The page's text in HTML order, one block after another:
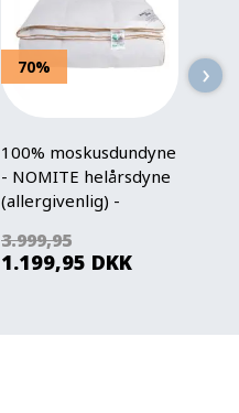
70%
100% moskusdundyne
- NOMITE helårsdyne
(allergivenlig) -
fint bomuldssatin
bolster - Borg Living
3.999,95
1.199,95 DKK
›